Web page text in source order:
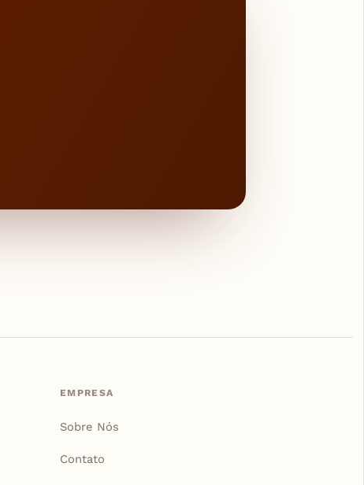
EMPRESA
Sobre Nós
Contato